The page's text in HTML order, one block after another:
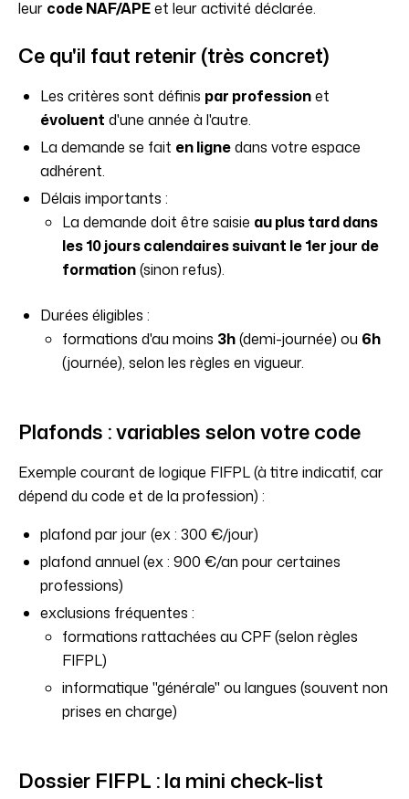
leur code NAF/APEet leur activité déclarée.
Ce qu'il faut retenir (très concret)
Les critères sont définis par professionet
évoluent d'une année à l'autre.
La demande se fait en lignedans votre espace
adhérent.
Délais importants :
La demande doit être saisie au plus tard dans
les 10 jours calendaires suivant le 1er jour de
formation(sinon refus).
Durées éligibles :
formations d'au moins 3h(demi-journée) ou 6h
(journée), selon les règles en vigueur.
Plafonds : variables selon votre code
Exemple courant de logique FIFPL (à titre indicatif, car
dépend du code et de la profession) :
plafond par jour (ex : 300 €/jour)
plafond annuel (ex : 900 €/an pour certaines
professions)
exclusions fréquentes :
formations rattachées au CPF (selon règles
FIFPL)
informatique "générale" ou langues (souvent non
prises en charge)
Dossier FIFPL : la mini check-list